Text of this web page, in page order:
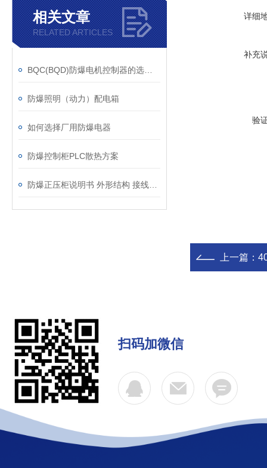
相关文章
RELATED ARTICLES
防爆照明（动力）配电箱
如何选择厂用防爆电器
防爆控制柜PLC散热方案
详细
补充
验
上一篇：
扫码加微信